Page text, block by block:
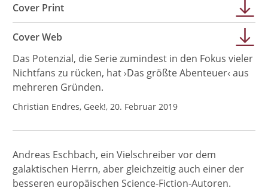
Cover Print
Cover Web
Das Potenzial, die Serie zumindest in den Fokus vieler
Nichtfans zu rücken, hat ›Das größte Abenteuer‹ aus
mehreren Gründen.
Christian Endres, Geek!, 20. Februar 2019
Andreas Eschbach, ein Vielschreiber vor dem
galaktischen Herrn, aber gleichzeitig auch einer der
besseren europäischen Science-Fiction-Autoren.